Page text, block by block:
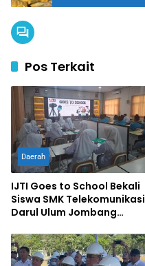
Pos Terkait
Daerah
IJTI Goes to School Bekali
Siswa SMK Telekomunikasi
Darul Ulum Jombang